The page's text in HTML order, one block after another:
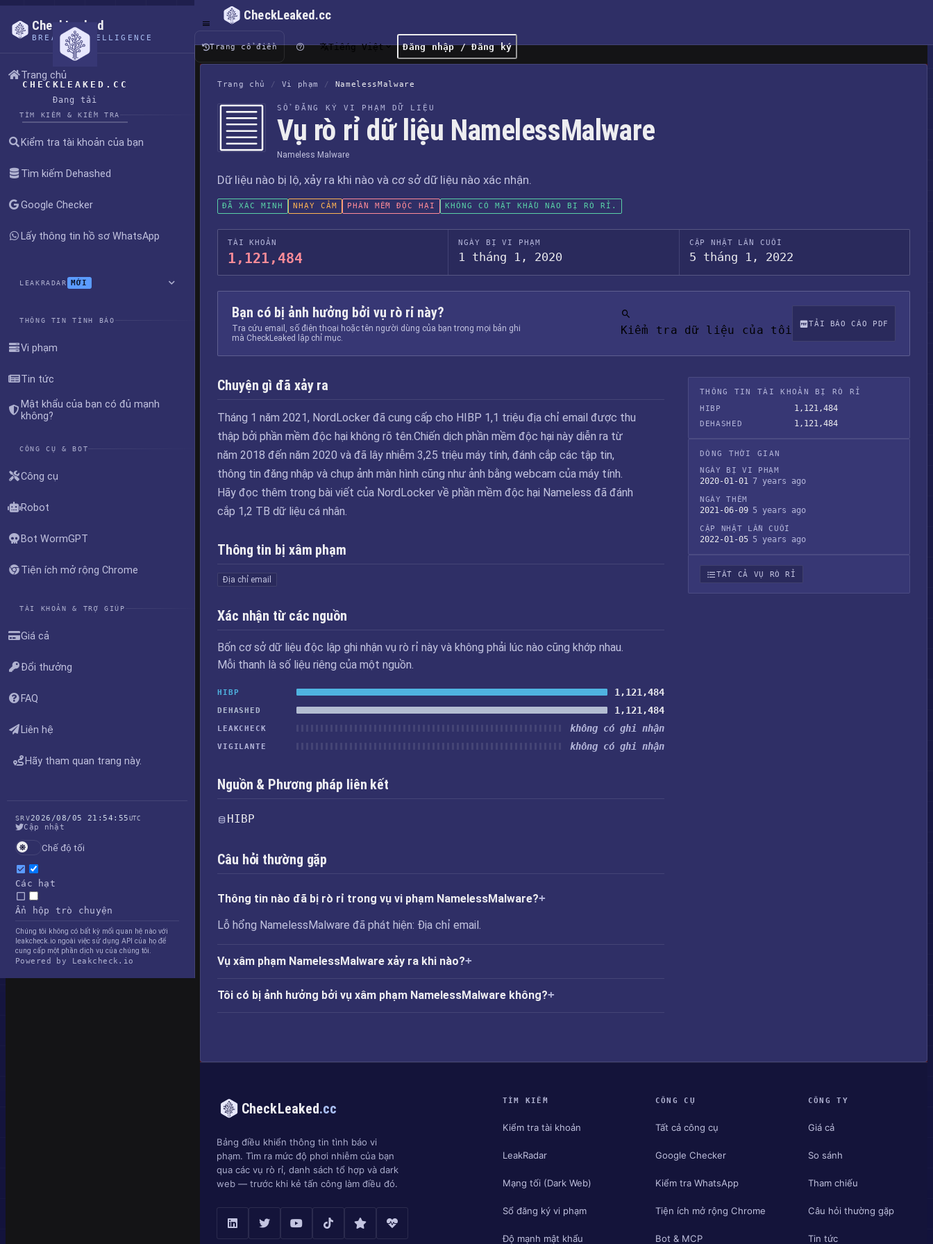
CHECKLEAKED.CC
Đang tải
CheckLeaked
BREACH INTELLIGENCE
Trang chủ
TÌM KIẾM & KIỂM TRA
Kiểm tra tài khoản của bạn
Tìm kiếm Dehashed
Google Checker
Lấy thông tin hồ sơ WhatsApp
LEAKRADAR MỚI
THÔNG TIN TÌNH BÁO
Vi phạm
Tin tức
Mật khẩu của bạn có đủ mạnh
không?
CÔNG CỤ & BOT
Công cụ
Robot
Bot WormGPT
Tiện ích mở rộng Chrome
TÀI KHOẢN & TRỢ GIÚP
Giá cả
Đổi thưởng
FAQ
Liên hệ
Hãy tham quan trang này.
SRV2026/08/05 21:54:55UTC
Cập nhật
Chế độ tối
Các hạt
Ẩn hộp trò chuyện
Chúng tôi không có bất kỳ mối quan hệ nào với
leakcheck.io ngoài việc sử dụng API của họ để
cung cấp một phần dịch vụ của chúng tôi.
Powered by Leakcheck.io
CheckLeaked.cc
Trang cổ điển Tiếng Việt Đăng nhập / Đăng ký
Trang chủ / Vi phạm / NamelessMalware
SỔ ĐĂNG KÝ VI PHẠM DỮ LIỆU
Vụ rò rỉ dữ liệu NamelessMalware
Nameless Malware
Dữ liệu nào bị lộ, xảy ra khi nào và cơ sở dữ liệu nào xác nhận.
ĐÃ XÁC MINH NHẠY CẢM PHẦN MỀM ĐỘC HẠI KHÔNG CÓ MẬT KHẨU NÀO BỊ RÒ RỈ.
TÀI KHOẢN
1,121,484
NGÀY BỊ VI PHẠM
1 tháng 1, 2020
CẬP NHẬT LẦN CUỐI
5 tháng 1, 2022
Bạn có bị ảnh hưởng bởi vụ rò rỉ này?
Tra cứu email, số điện thoại hoặc tên người dùng của bạn trong mọi bản ghi
mà CheckLeaked lập chỉ mục.
Kiểm tra dữ liệu của tôi TẢI BÁO CÁO PDF
Chuyện gì đã xảy ra
Tháng 1 năm 2021, NordLocker đã cung cấp cho HIBP 1,1 triệu địa chỉ email được thu
thập bởi phần mềm độc hại không rõ tên.Chiến dịch phần mềm độc hại này diễn ra từ
năm 2018 đến năm 2020 và đã lây nhiễm 3,25 triệu máy tính, đánh cắp các tập tin,
thông tin đăng nhập và chụp ảnh màn hình cũng như ảnh bằng webcam của máy tính.
Hãy đọc thêm trong bài viết của NordLocker về phần mềm độc hại Nameless đã đánh
cắp 1,2 TB dữ liệu cá nhân.
Thông tin bị xâm phạm
Địa chỉ email
Xác nhận từ các nguồn
Bốn cơ sở dữ liệu độc lập ghi nhận vụ rò rỉ này và không phải lúc nào cũng khớp nhau.
Mỗi thanh là số liệu riêng của một nguồn.
HIBP 1,121,484
DEHASHED 1,121,484
LEAKCHECK không có ghi nhận
VIGILANTE không có ghi nhận
Nguồn & Phương pháp liên kết
HIBP
Câu hỏi thường gặp
Thông tin nào đã bị rò rỉ trong vụ vi phạm NamelessMalware?
Lỗ hổng NamelessMalware đã phát hiện: Địa chỉ email.
Vụ xâm phạm NamelessMalware xảy ra khi nào?
Tôi có bị ảnh hưởng bởi vụ xâm phạm NamelessMalware không?
THÔNG TIN TÀI KHOẢN BỊ RÒ RỈ
HIBP
1,121,484
DEHASHED 1,121,484
DÒNG THỜI GIAN
NGÀY BỊ VI PHẠM
2020-01-01 7 years ago
NGÀY THÊM
2021-06-09 5 years ago
CẬP NHẬT LẦN CUỐI
2022-01-05 5 years ago
TẤT CẢ VỤ RÒ RỈ
CheckLeaked.cc
Bảng điều khiển thông tin tình báo vi
phạm. Tìm ra mức độ phơi nhiễm của bạn
qua các vụ rò rỉ, danh sách tổ hợp và dark
web — trước khi kẻ tấn công làm điều đó.
TÌM KIẾM
Kiểm tra tài khoản
LeakRadar
Mạng tối (Dark Web)
Sổ đăng ký vi phạm
Độ mạnh mật khẩu
CÔNG CỤ
Tất cả công cụ
Google Checker
Kiểm tra WhatsApp
Tiện ích mở rộng Chrome
Bot & MCP
CÔNG TY
Giá cả
So sánh
Tham chiếu
Câu hỏi thường gặp
Tin tức